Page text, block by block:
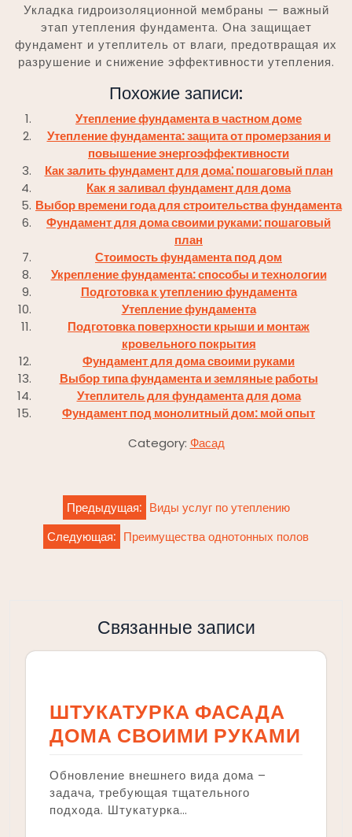
Укладка гидроизоляционной мембраны — важный
этап утепления фундамента. Она защищает
фундамент и утеплитель от влаги‚ предотвращая их
разрушение и снижение эффективности утепления.
Похожие записи:
Утепление фундамента в частном доме
Утепление фундамента: защита от промерзания и
повышение энергоэффективности
Как залить фундамент для дома⁚ пошаговый план
Как я заливал фундамент для дома
Выбор времени года для строительства фундамента
Фундамент для дома своими руками: пошаговый
план
Стоимость фундамента под дом
Укрепление фундамента: способы и технологии
Подготовка к утеплению фундамента
Утепление фундамента
Подготовка поверхности крыши и монтаж
кровельного покрытия
Фундамент для дома своими руками
Выбор типа фундамента и земляные работы
Утеплитель для фундамента для дома
Фундамент под монолитный дом: мой опыт
Category: Фасад
Навигация
записям
Предыдущая: Виды услуг по утеплению
Следующая: Преимущества однотонных полов
Связанные записи
ШТУКАТУРКА ФАСАДА
ДОМА СВОИМИ РУКАМИ
Обновление внешнего вида дома –
задача, требующая тщательного
подхода. Штукатурка…